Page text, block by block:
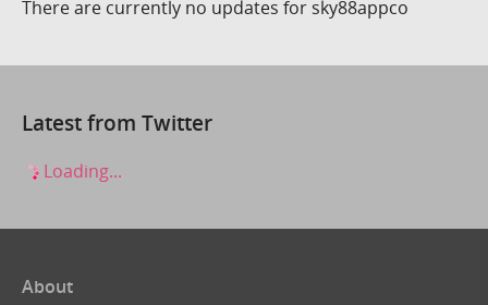
There are currently no updates for sky88appco
Latest from Twitter
Loading...
About